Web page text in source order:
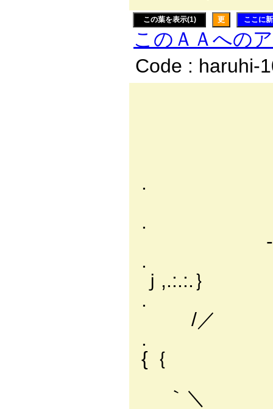
この葉を表示(1) 更 ここに
このＡＡへの
Code : haruhi-
. /
.
.
ｊ
.
/／
. /
{｛ ‘
｀＼